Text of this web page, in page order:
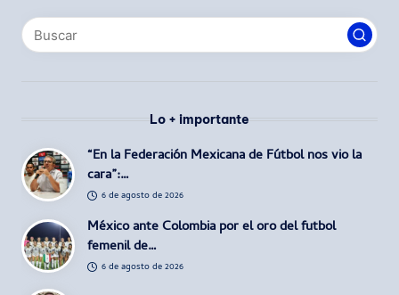
Lo + importante
“En la Federación Mexicana de Fútbol nos vio la
cara”:…
6 de agosto de 2026
México ante Colombia por el oro del futbol
femenil de…
6 de agosto de 2026